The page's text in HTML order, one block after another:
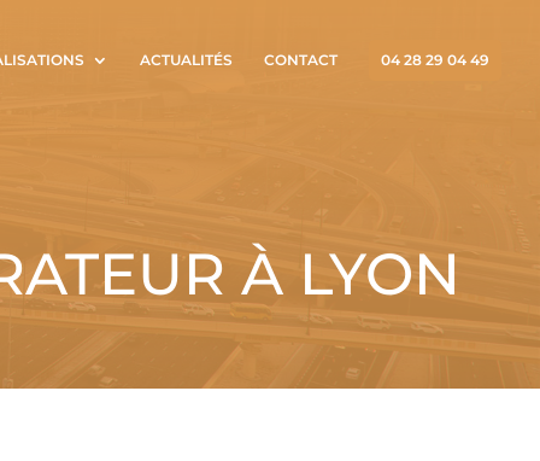
ACTUALITÉS CONTACT 04 28 29 04 49
À LYON